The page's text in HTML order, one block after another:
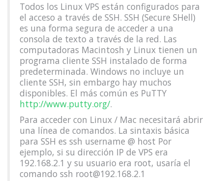
Todos los Linux VPS están configurados para
el acceso a través de SSH. SSH (Secure SHell)
es una forma segura de acceder a una
consola de texto a través de la red. Las
computadoras Macintosh y Linux tienen un
programa cliente SSH instalado de forma
predeterminada. Windows no incluye un
cliente SSH, sin embargo hay muchos
disponibles. El más común es PuTTY
http://www.putty.org/.
Para acceder con Linux / Mac necesitará abrir
una línea de comandos. La sintaxis básica
para SSH es ssh username @ host Por
ejemplo, si su dirección IP de VPS era
192.168.2.1 y su usuario era root, usaría el
comando ssh root@192.168.2.1